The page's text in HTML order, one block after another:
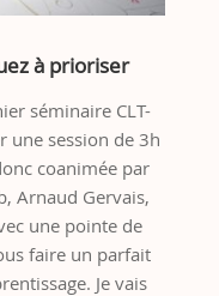
à prioriser
séminaire CLT-
une session de 3h
coanimée par
Arnaud Gervais,
une pointe de
faire un parfait
Je vais